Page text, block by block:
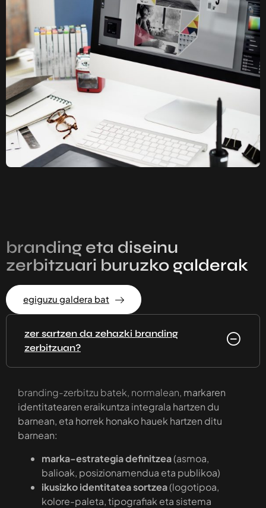
branding eta diseinu
zerbitzuari buruzko galderak
egiguzu galdera bat
zer sartzen da zehazki branding
zerbitzuan?
branding-zerbitzu batek, normalean, markaren
identitatearen eraikuntza integrala hartzen du
barnean, eta horrek honako hauek hartzen ditu
barnean:
marka-estrategia definitzea(asmoa,
balioak, posizionamendua eta publikoa)
ikusizko identitatea sortzea(logotipoa,
kolore-paleta, tipografiak eta sistema